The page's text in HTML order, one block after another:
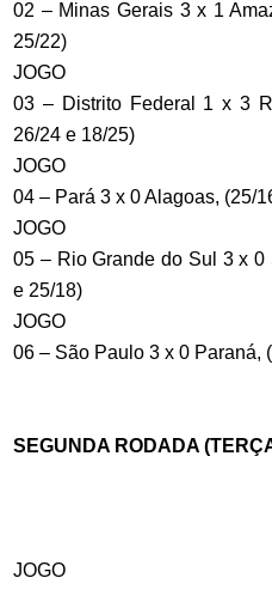
02 – Minas Gerais 3 x 1
25/22)
JOGO
03 – Distrito Federal 1 x 3
26/24 e 18/25)
JOGO
04 – Pará 3 x 0 Alagoas, (25/
JOGO
05 – Rio Grande do Sul 3 x 0
e 25/18)
JOGO
06 – São Paulo 3 x 0 Paraná,
SEGUNDA RODADA
JOGO